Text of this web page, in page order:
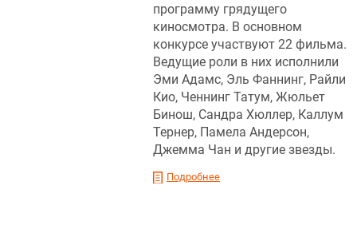
программу грядущего
киносмотра. В основном
конкурсе участвуют 22 фильма.
Ведущие роли в них исполнили
Эми Адамс, Эль Фаннинг, Райли
Кио, Ченнинг Татум, Жюльет
Бинош, Сандра Хюллер, Каллум
Тернер, Памела Андерсон,
Джемма Чан и другие звезды.
Подробнее